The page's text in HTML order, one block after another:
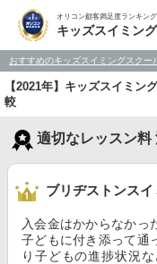
オリコン顧客満足度ランキング
キッズスイミン
おすすめのキッズスイミングスクー
【2021年】キッズスイミン
較
適切なレッスン料
ブリヂストンス
入会金はかからなかっ
子どもに付き添って通
り子どもの進捗状況